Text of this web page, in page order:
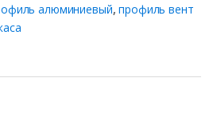
алюминиевый,профиль вент